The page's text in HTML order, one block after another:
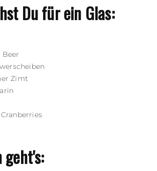
Du für ein Glas:
Beer
Zimt
geht's: